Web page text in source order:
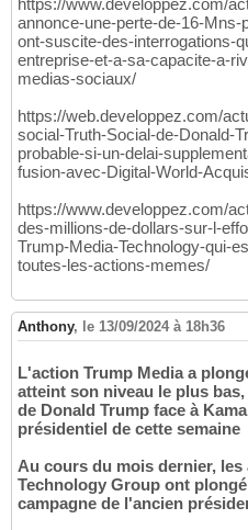
https://www.developpez.com/
annonce-une-perte-de-16-
ont-suscite-des-interrogations-
entreprise-et-a-sa-capacite-a-
medias-sociaux/
https://web.developpez.com/
social-Truth-Social-de-Donald-
probable-si-un-delai-
fusion-avec-Digital-World-
https://www.developpez.com/
des-millions-de-dollars-sur-l-
Trump-Media-Technology-qui-
toutes-les-actions-memes/
Anthony, le 13/09/2024 à 18h36
L'action Trump Media a
atteint son niveau le plus
de Donald Trump face à
présidentiel de cette semaine
Au cours du mois dernier,
Technology Group ont
campagne de l'ancien